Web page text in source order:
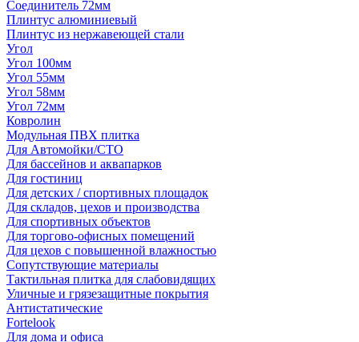
Соединитель 72мм
Плинтус алюминиевый
Плинтус из нержавеющей стали
Угол
Угол 100мм
Угол 55мм
Угол 58мм
Угол 72мм
Ковролин
Модульная ПВХ плитка
Для Автомойки/СТО
Для бассейнов и аквапарков
Для гостиниц
Для детских / спортивных площадок
Для складов, цехов и производства
Для спортивных объектов
Для торгово-офисных помещений
Для цехов с повышенной влажностью
Сопутствующие материалы
Тактильная плитка для слабовидящих
Уличные и грязезащитные покрытия
Антистатические
Fortelook
Для дома и офиса